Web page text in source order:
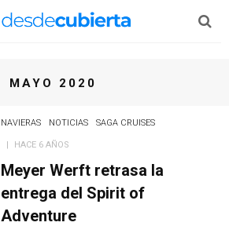
MAYO 2020
NAVIERAS NOTICIAS SAGA CRUISES
HACE 6 AÑOS
Meyer Werft retrasa la
entrega del Spirit of
Adventure